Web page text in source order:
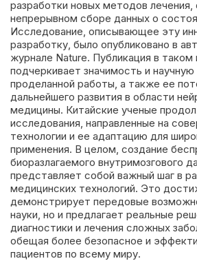
разработки новых методов лечения,
непрерывном сборе данных о
Исследование, описывающее эту
разработку, было опубликовано в
журнале Nature. Публикация в таком
подчеркивает значимость и
проделанной работы, а также ее
дальнейшего развития в области
медицины. Китайские ученые
исследования, направленные на
технологии и ее адаптацию для
применения. В целом, создание
биоразлагаемого внутримозгового
представляет собой важный шаг в
медицинских технологий. Это
демонстрирует передовые
науки, но и предлагает реальные
диагностики и лечения сложных
обещая более безопасное и
пациентов по всему миру.